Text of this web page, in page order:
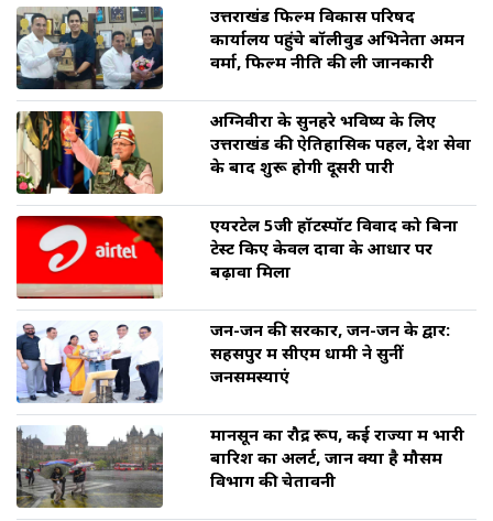
उत्तराखंड फिल्म विकास परिषद
कार्यालय पहुंचे बॉलीवुड अभिनेता अमन
वर्मा, फिल्म नीति की ली जानकारी
अग्निवीरों के सुनहरे भविष्य के लिए
उत्तराखंड की ऐतिहासिक पहल, देश सेवा
के बाद शुरू होगी दूसरी पारी
एयरटेल 5जी हॉटस्पॉट विवाद को बिना
टेस्ट किए केवल दावों के आधार पर
बढ़ावा मिला
जन-जन की सरकार, जन-जन के द्वार:
सहसपुर में सीएम धामी ने सुनीं
जनसमस्याएं
मानसून का रौद्र रूप, कई राज्यों में भारी
बारिश का अलर्ट, जानें क्या है मौसम
विभाग की चेतावनी